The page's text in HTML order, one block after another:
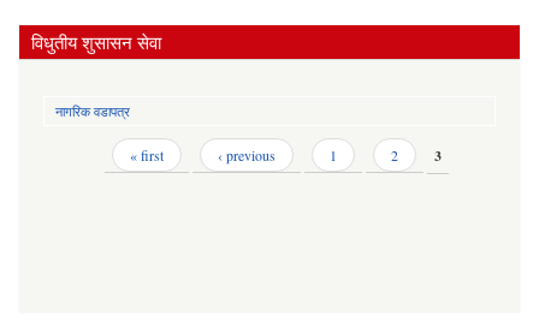
विधुतीय शुसासन सेवा
नागरिक वडापत्र
« first ‹ previous 1 2 3